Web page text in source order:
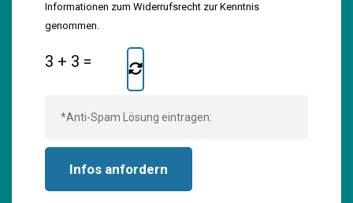
Informationen zum Widerrufsrecht zur Kenntnis
genommen.
3 + 3 =